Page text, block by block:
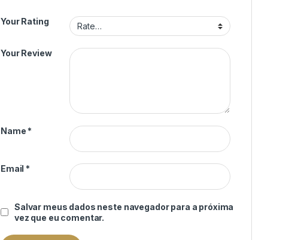
Your Rating
Your Review
Name *
Email *
Salvar meus dados neste navegador para a próxima
vez que eu comentar.